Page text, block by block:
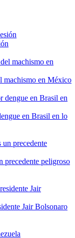
machismo en México
en Brasil en lo
precedente peligroso
Jair Bolsonaro